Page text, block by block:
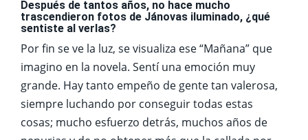
Después de tantos años, no hace mucho
trascendieron fotos de Jánovas iluminado, ¿qué
sentiste al verlas?
Por fin se ve la luz, se visualiza ese “Mañana” que
imagino en la novela. Sentí una emoción muy
grande. Hay tanto empeño de gente tan valerosa,
siempre luchando por conseguir todas estas
cosas; mucho esfuerzo detrás, muchos años de